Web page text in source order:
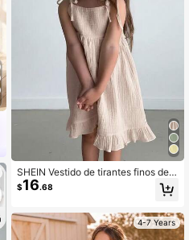
SHEIN Vestido de tirantes finos de u
nicolor tejido para niña joven
$16.68
4-7 Years